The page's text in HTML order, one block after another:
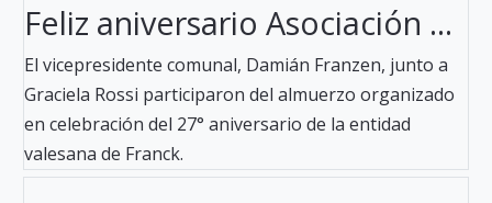
Feliz aniversario Asociación ...
El vicepresidente comunal, Damián Franzen, junto a
Graciela Rossi participaron del almuerzo organizado
en celebración del 27° aniversario de la entidad
valesana de Franck.